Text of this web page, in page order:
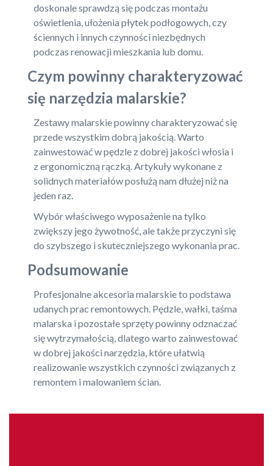
doskonale sprawdzą się podczas montażu
oświetlenia, ułożenia płytek podłogowych, czy
ściennych i innych czynności niezbędnych
podczas renowacji mieszkania lub domu.
Czym powinny charakteryzować
się narzędzia malarskie?
Zestawy malarskie powinny charakteryzować się
przede wszystkim dobrą jakością. Warto
zainwestować w pędzle z dobrej jakości włosia i
z ergonomiczną rączką. Artykuły wykonane z
solidnych materiałów posłużą nam dłużej niż na
jeden raz.
Wybór właściwego wyposażenie na tylko
zwiększy jego żywotność, ale także przyczyni się
do szybszego i skuteczniejszego wykonania prac.
Podsumowanie
Profesjonalne akcesoria malarskie to podstawa
udanych prac remontowych. Pędzle, wałki, taśma
malarska i pozostałe sprzęty powinny odznaczać
się wytrzymałością, dlatego warto zainwestować
w dobrej jakości narzędzia, które ułatwią
realizowanie wszystkich czynności związanych z
remontem i malowaniem ścian.